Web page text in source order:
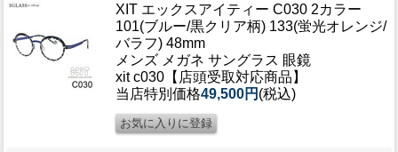
XIT エックスアイティー C030 2カラー
101(ブルー/黒クリア柄) 133(蛍光オレンジ/
バラフ) 48mm
メンズ メガネ サングラス 眼鏡
xit c030【店頭受取対応商品】
当店特別価格49,500円 (税込)